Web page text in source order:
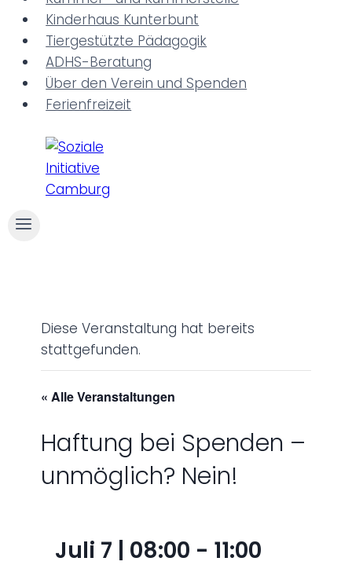
Kinderhaus Kunterbunt
Tiergestützte Pädagogik
ADHS-Beratung
Über den Verein und Spenden
Ferienfreizeit
Diese Veranstaltung hat bereits
stattgefunden.
« Alle Veranstaltungen
Haftung bei Spenden –
unmöglich? Nein!
Juli 7 | 08:00 - 11:00